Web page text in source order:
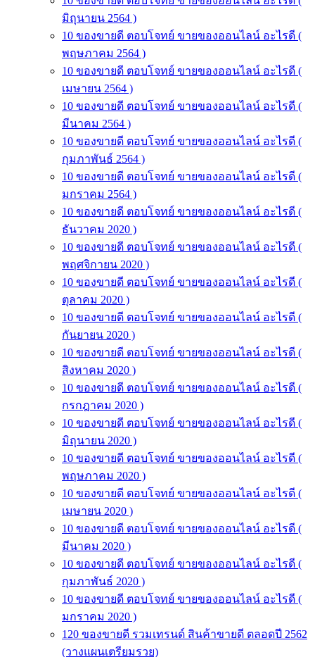
มิถุนายน 2564 )
10 ของขายดี ตอบโจทย์ ขายของออนไลน์ อะไรดี (
พฤษภาคม 2564 )
10 ของขายดี ตอบโจทย์ ขายของออนไลน์ อะไรดี (
เมษายน 2564 )
10 ของขายดี ตอบโจทย์ ขายของออนไลน์ อะไรดี (
มีนาคม 2564 )
10 ของขายดี ตอบโจทย์ ขายของออนไลน์ อะไรดี (
กุมภาพันธ์ 2564 )
10 ของขายดี ตอบโจทย์ ขายของออนไลน์ อะไรดี (
มกราคม 2564 )
10 ของขายดี ตอบโจทย์ ขายของออนไลน์ อะไรดี (
ธันวาคม 2020 )
10 ของขายดี ตอบโจทย์ ขายของออนไลน์ อะไรดี (
พฤศจิกายน 2020 )
10 ของขายดี ตอบโจทย์ ขายของออนไลน์ อะไรดี (
ตุลาคม 2020 )
10 ของขายดี ตอบโจทย์ ขายของออนไลน์ อะไรดี (
กันยายน 2020 )
10 ของขายดี ตอบโจทย์ ขายของออนไลน์ อะไรดี (
สิงหาคม 2020 )
10 ของขายดี ตอบโจทย์ ขายของออนไลน์ อะไรดี (
กรกฎาคม 2020 )
10 ของขายดี ตอบโจทย์ ขายของออนไลน์ อะไรดี (
มิถุนายน 2020 )
10 ของขายดี ตอบโจทย์ ขายของออนไลน์ อะไรดี (
พฤษภาคม 2020 )
10 ของขายดี ตอบโจทย์ ขายของออนไลน์ อะไรดี (
เมษายน 2020 )
10 ของขายดี ตอบโจทย์ ขายของออนไลน์ อะไรดี (
มีนาคม 2020 )
10 ของขายดี ตอบโจทย์ ขายของออนไลน์ อะไรดี (
กุมภาพันธ์ 2020 )
10 ของขายดี ตอบโจทย์ ขายของออนไลน์ อะไรดี (
มกราคม 2020 )
120 ของขายดี รวมเทรนด์ สินค้าขายดี ตลอดปี 2562
(วางแผนเตรียมรวย)